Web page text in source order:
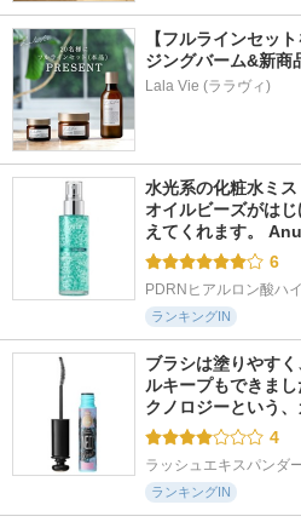
【フルラインセッ
ジングバーム&新商
Lala Vie (ララヴィ)
水光系の化粧水ミ
オイルビーズがは
えてくれます。
6
PDRNヒアルロン酸ハ
ランキングIN
ブラシは塗りやす
ルキープもできま
クノロジーという
4
ラッシュエキスパンダ
ランキングIN